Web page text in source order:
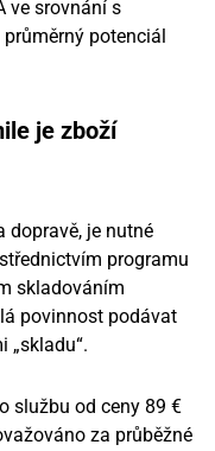
ve srovnání s
potenciál
je zboží
dopravě, je nutné
programu
skladováním
povinnost podávat
„skladu“.
službu od ceny 89 €
za průběžné